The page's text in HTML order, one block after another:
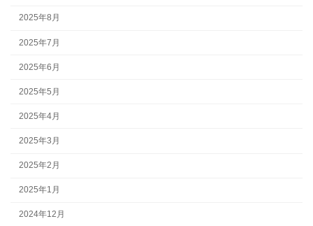
2025年8月
2025年7月
2025年6月
2025年5月
2025年4月
2025年3月
2025年2月
2025年1月
2024年12月